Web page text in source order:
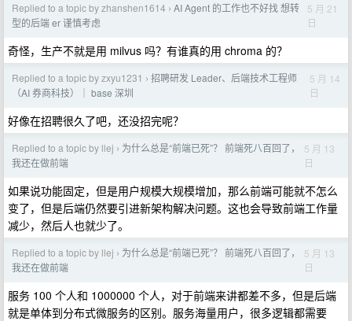
Replied to a topic by zhanshen1614 › AI Agent 的工作也不好找 想转
型的后端 er 谨慎考虑
5 月 21
日
奇怪，生产不就是用 milvus 吗？有谁真的用 chroma 的？
Replied to a topic by zxyu1231 › 招聘研发 Leader、后端技术工程师
（AI 券商科技）｜ base 深圳
5 月 14
日
好像在招聘很久了吧，还没招完呢？
Replied to a topic by llej › 为什么总是“前端已死”？ 前端死八百回了，
我还在做前端
5 月 13
日
如果说功能固定，但是用户规模大规模增加，那么前端可能就不怎么
变了，但是后端仍然要引进新架构解决问题。这也会导致前端工作量
减少，然后人也就少了。
Replied to a topic by llej › 为什么总是“前端已死”？ 前端死八百回了，
我还在做前端
5 月 13
日
服务 100 个人和 1000000 个人，对于前端来讲都差不多，但是后端
就是单体到分布式微服务的区别。服务海量用户，很多逻辑都需要